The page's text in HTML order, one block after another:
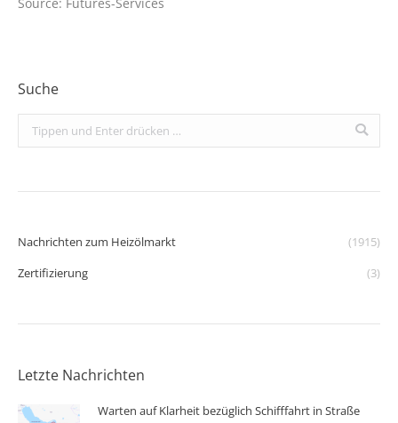
Suche
Search:
Nachrichten zum Heizölmarkt
(1915)
Zertifizierung
(3)
Letzte Nachrichten
Warten auf Klarheit bezüglich Schifffahrt in Straße